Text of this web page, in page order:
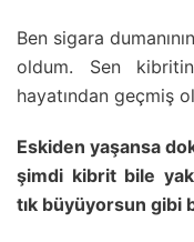
Ben sigara
oldum. Sen
hayatından geçmiş
Eskiden yaşansa
şimdi kibrit bile
tık büyüyorsun gibi